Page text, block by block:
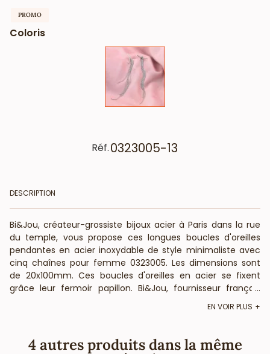
PROMO
Coloris
Réf.0323005-13
DESCRIPTION
Bi&Jou, créateur-grossiste bijoux acier à Paris dans la rue
du temple, vous propose ces longues boucles d'oreilles
pendantes en acier inoxydable de style minimaliste avec
cinq chaînes pour femme 0323005. Les dimensions sont
de 20x100mm. Ces boucles d'oreilles en acier se fixent
grâce leur fermoir papillon. Bi&Jou, fournisseur français
informe que ces boucles d'oreilles sont disponibles en acier
plomb ni cadmium et sont hypoallergéniques.
...
EN VOIR PLUS
4 autres produits dans la même